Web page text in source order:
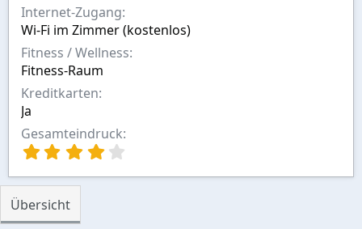
Internet-Zugang
Wi-Fi im Zimmer (kostenlos)
Fitness / Wellness
Fitness-Raum
Kreditkarten
Ja
Gesamteindruck
0
Übersicht